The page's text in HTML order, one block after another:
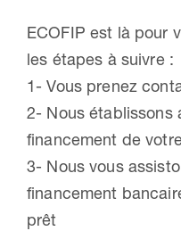
ECOFIP est là pour
les étapes à suivre :
1- Vous prenez
2- Nous établissons
financement de
3- Nous vous
financement
prêt